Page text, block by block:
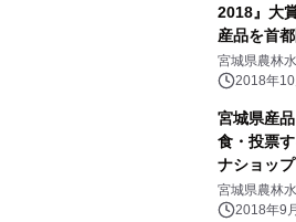
2018』大
産品を首
票する食
宮城県農林
2018年
宮城県産
食・投票
ナショッ
開催！ 3部
も人気の
宮城県農林
2018年9